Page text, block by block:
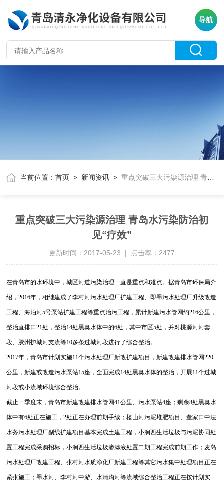
导航
当前位置：首页 > 新闻资讯 >重点突破三大污染源治理 青岛水污染防治初见“疗效”
重点突破三大污染源治理 青岛水污染防治初
见“疗效”
更新时间：2017-05-23 | 点击率：2477
在青岛市的水环境中，城区河道污染治理一直是重点和难点。据青岛市环保局介
绍，2016年，相继建成了李村河污水处理厂扩建工程、即墨污水处理厂升级改造
工程、海泊河5号泵站扩建工程等重点治污工程，累计新建污水管网约216公里，
整治直排口21处，整治14处黑臭水体中的6处，其中市区5处，并对桃源河河套
段、胶州护城河支流等10多条过城河段进行了综合整治。
2017年，青岛市计划实施11个污水处理厂新改扩建项目，新建改建排水管网220
公里，新建或改造污水泵站15座，全面完成14处黑臭水体的整治，开展11个过城
河段或小流域环境综合整治。
截止一季度末，青岛市新建改建排水管网41公里、污水泵站4座；剩余8处黑臭水
体中有6处正在施工，2处正在办理前期手续；楼山河污泥堆肥项目、董家口中法
水务污水处理厂副线扩建项目基本完成土建工程，小涧西生活垃圾与污泥协同处
置工程完成采购招标，小涧西生活垃圾渗滤液处置二期工程完成前期工作；麦岛
污水处理厂改建工程、张村河水质净化厂新建工程等其它污水集中处理项目正在
紧张施工；墨水河、李村河中游、水清沟河等流域综合整治工程正在按计划实